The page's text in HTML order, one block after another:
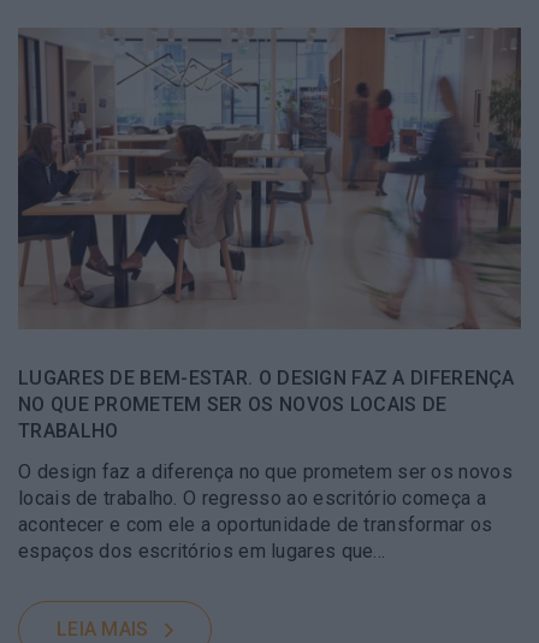
LUGARES DE BEM-ESTAR. O DESIGN FAZ A DIFERENÇA
NO QUE PROMETEM SER OS NOVOS LOCAIS DE
TRABALHO
O design faz a diferença no que prometem ser os novos
locais de trabalho. O regresso ao escritório começa a
acontecer e com ele a oportunidade de transformar os
espaços dos escritórios em lugares que...
LEIA MAIS